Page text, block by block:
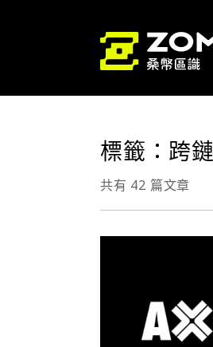
標籤：跨鏈
共有 42 篇文章